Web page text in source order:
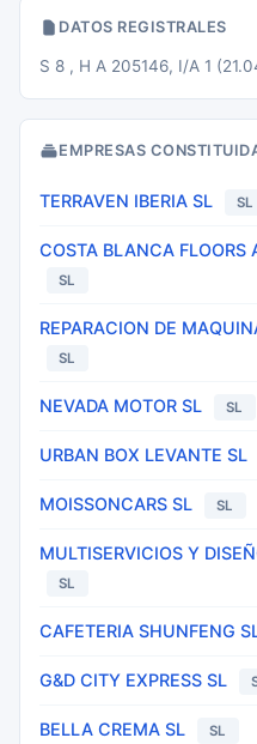
DATOS REGISTRALES
S 8 , H A 205146, I/A 1
EMPRESAS
TERRAVEN IBERIA SL SL
COSTA BLANCA FLOORS
SL
REPARACION DE
SL
NEVADA MOTOR SL SL
URBAN BOX LEVANTE SL
MOISSONCARS SL SL
MULTISERVICIOS Y
SL
CAFETERIA SHUNFENG
G&D CITY EXPRESS SL
BELLA CREMA SL SL